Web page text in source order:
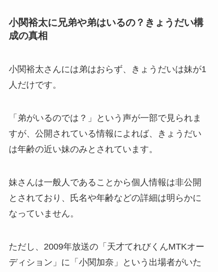
小関裕太に兄弟や弟はいるの？きょうだい構
成の真相
小関裕太さんには弟はおらず、きょうだいは妹が1
人だけです。
「弟がいるのでは？」という声が一部で見られま
すが、公開されている情報によれば、きょうだい
は年齢の近い妹のみとされています。
妹さんは一般人であることから個人情報は非公開
とされており、氏名や年齢などの詳細は明らかに
なっていません。
ただし、2009年放送の「天才てれびくんMTKオー
ディション」に「小関加奈」という出場者がいた